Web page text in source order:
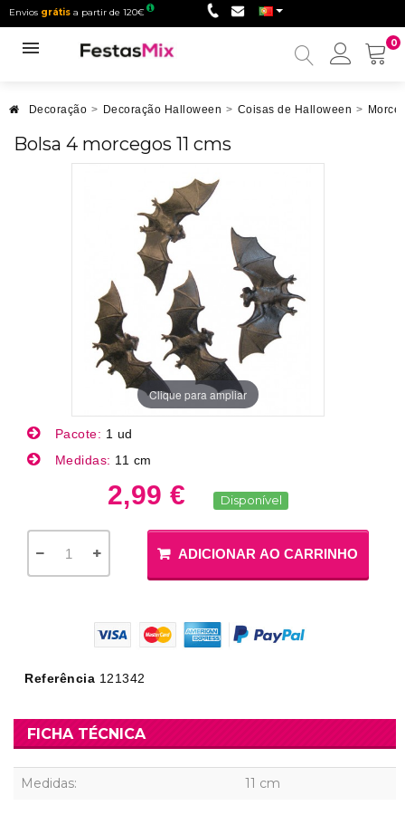
Envios grátis a partir de 120€
0
Minha
Decoração > Decoração Halloween > Coisas de Halloween >
Bolsa 4 morcegos 11 cms
Clique para ampliar
Pacote: 1 ud
Medidas: 11 cm
2,99 € Disponível
ADICIONAR AO CARRINHO
Referência 121342
FICHA TÉCNICA
Medidas: 11 cm